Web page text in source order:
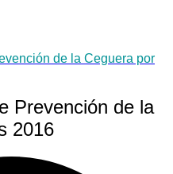
de la Ceguera por
Prevención de la
2016